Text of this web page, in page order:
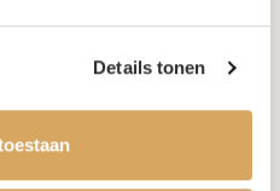
Details tonen